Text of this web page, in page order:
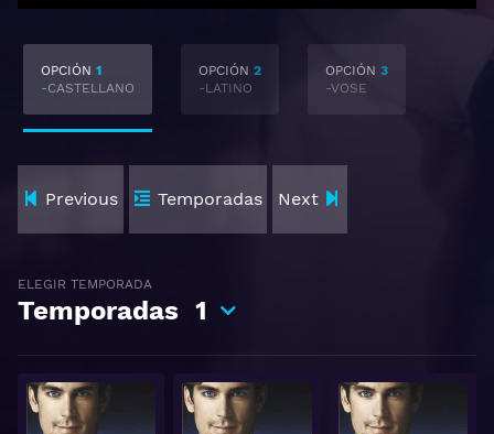
OPCIÓN 1
-CASTELLANO
OPCIÓN 2
-LATINO
OPCIÓN 3
-VOSE
Previous Temporadas Next
ELEGIR TEMPORADA
Temporadas 1
Ver Ver